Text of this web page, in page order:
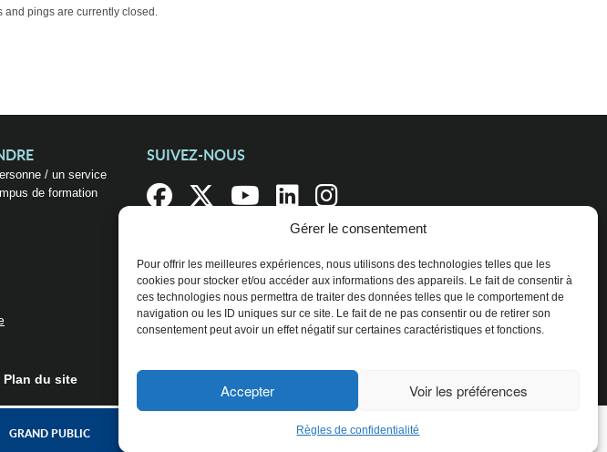
Gérer le consentement
Pour offrir les meilleures expériences, nous utilisons des technologies telles que les
cookies pour stocker et/ou accéder aux informations des appareils. Le fait de consentir à
ces technologies nous permettra de traiter des données telles que le comportement de
navigation ou les ID uniques sur ce site. Le fait de ne pas consentir ou de retirer son
consentement peut avoir un effet négatif sur certaines caractéristiques et fonctions.
Accepter Voir les préférences
Règles de confidentialité
and pings are currently closed.
/ un service
de formation
SUIVEZ-NOUS
Plan du site
GRAND PUBLIC ENTREPRISES ET ORGANISATIONS